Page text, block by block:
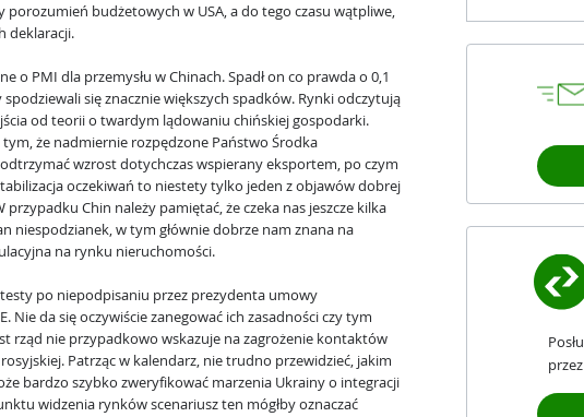
porozumień budżetowych w USA, a do tego czasu wątpliwe,
deklaracji.
o PMI dla przemysłu w Chinach. Spadł on co prawda o 0,1
się znacznie większych spadków. Rynki odczytują
od teorii o twardym lądowaniu chińskiej gospodarki.
tym, że nadmiernie rozpędzone Państwo Środka
wzrost dotychczas wspierany eksportem, po czym
oczekiwań to niestety tylko jeden z objawów dobrej
Chin należy pamiętać, że czeka nas jeszcze kilka
niespodzianek, w tym głównie dobrze nam znana na
na rynku nieruchomości.
po niepodpisaniu przez prezydenta umowy
Nie da się oczywiście zanegować ich zasadności czy tym
rząd nie przypadkowo wskazuje na zagrożenie kontaktów
Patrząc w kalendarz, nie trudno przewidzieć, jakim
bardzo szybko zweryfikować marzenia Ukrainy o integracji
widzenia rynków scenariusz ten mógłby oznaczać